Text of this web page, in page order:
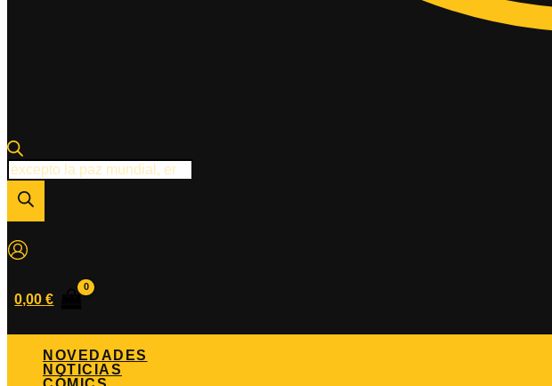
Búsqueda
de
productos
0,00€
NOVEDADES
NOTICIAS